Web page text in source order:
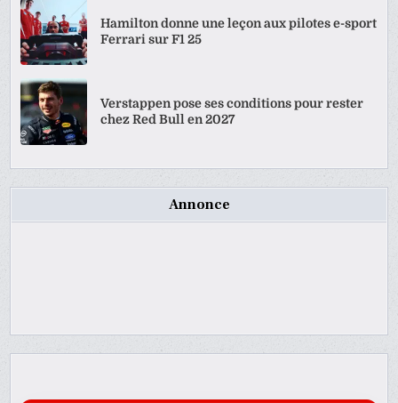
Hamilton donne une leçon aux pilotes e-sport
Ferrari sur F1 25
Verstappen pose ses conditions pour rester
chez Red Bull en 2027
Annonce